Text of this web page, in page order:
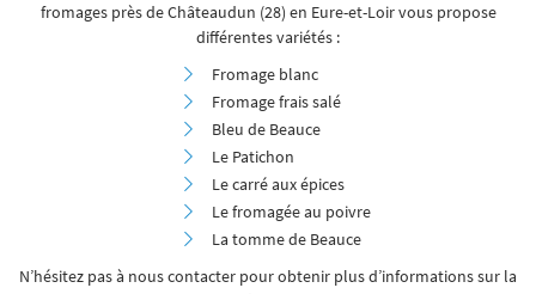
fromages près de Châteaudun (28) en Eure-et-Loir vous propose
différentes variétés :
Fromage blanc
Fromage frais salé
Bleu de Beauce
Le Patichon
Le carré aux épices
Le fromagée au poivre
La tomme de Beauce
N’hésitez pas à nous contacter pour obtenir plus d’informations sur la